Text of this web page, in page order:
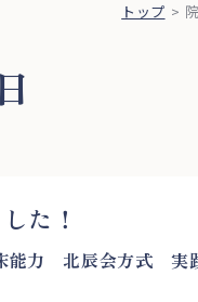
トップ
た！
能力 北辰会方式 実